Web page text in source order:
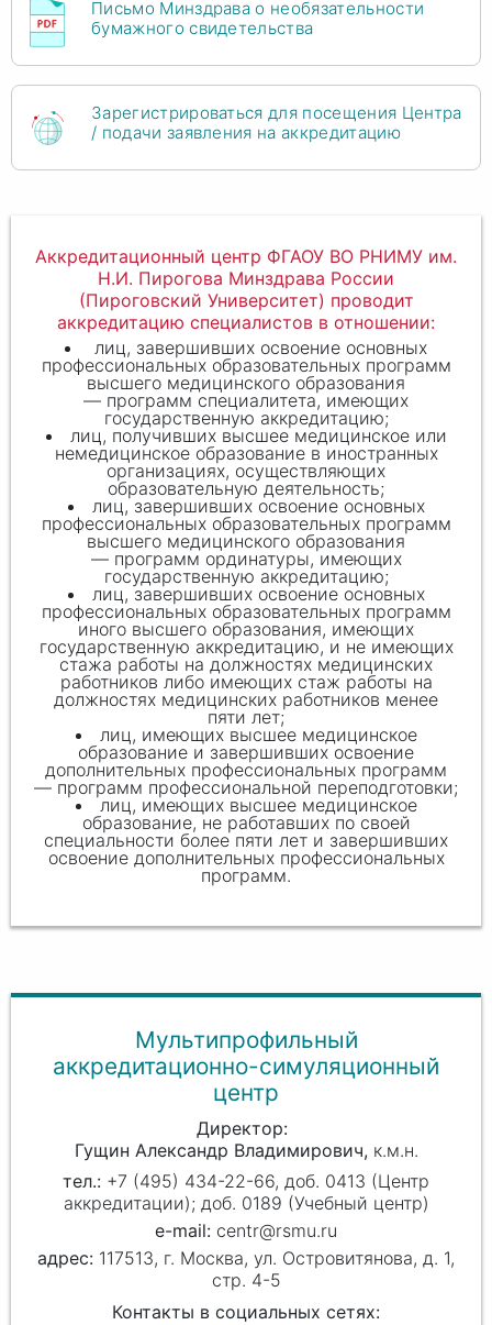
Письмо Минздрава о необязательности
бумажного свидетельства
Зарегистрироваться для посещения Центра
/ подачи заявления на аккредитацию
Аккредитационный центр ФГАОУ ВО РНИМУ им.
Н.И. Пирогова Минздрава России
(Пироговский Университет) проводит
аккредитацию специалистов в отношении:
лиц, завершивших освоение основных
профессиональных образовательных программ
высшего медицинского образования
— программ специалитета, имеющих
государственную аккредитацию;
лиц, получивших высшее медицинское или
немедицинское образование в иностранных
организациях, осуществляющих
образовательную деятельность;
лиц, завершивших освоение основных
профессиональных образовательных программ
высшего медицинского образования
— программ ординатуры, имеющих
государственную аккредитацию;
лиц, завершивших освоение основных
профессиональных образовательных программ
иного высшего образования, имеющих
государственную аккредитацию, и не имеющих
стажа работы на должностях медицинских
работников либо имеющих стаж работы на
должностях медицинских работников менее
пяти лет;
лиц, имеющих высшее медицинское
образование и завершивших освоение
дополнительных профессиональных программ
— программ профессиональной переподготовки;
лиц, имеющих высшее медицинское
образование, не работавших по своей
специальности более пяти лет и завершивших
освоение дополнительных профессиональных
программ.
Мультипрофильный
аккредитационно-симуляционный
центр
Директор
Гущин Александр Владимирович к.м.н.
+7 (495) 434-22-66, доб. 0413 (Центр
аккредитации); доб. 0189 (Учебный центр)
centr@rsmu.ru
117513, г. Москва, ул. Островитянова, д. 1,
стр. 4-5
Контакты в социальных сетях: